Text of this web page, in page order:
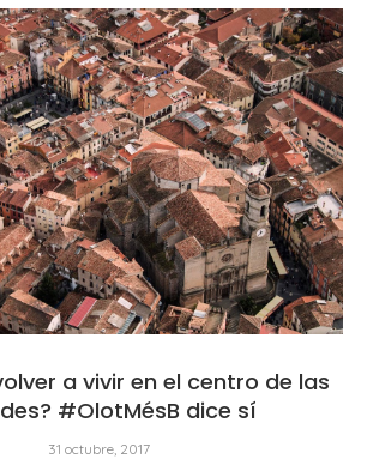
a vivir en el centro de las
#OlotMésB dice sí
31 octubre, 2017